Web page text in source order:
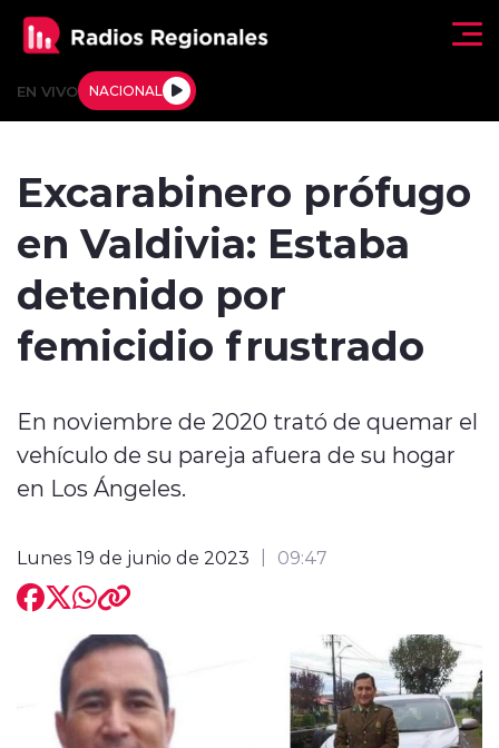
EN VIVO NACIONAL
Tendencias
Deportes
Regiones al Aire
Entrevistas
modo claro
Excarabinero prófugo
en Valdivia: Estaba
detenido por
femicidio frustrado
En noviembre de 2020 trató de quemar el
vehículo de su pareja afuera de su hogar
en Los Ángeles.
Lunes 19 de junio de 2023 09:47